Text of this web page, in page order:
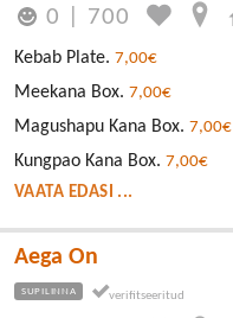
0 700
Kebab Plate. 7,00€
Meekana Box. 7,00€
Magushapu Kana Box. 7,00€
Kungpao Kana Box. 7,00€
VAATA EDASI ...
Aega On
SUPILINNA